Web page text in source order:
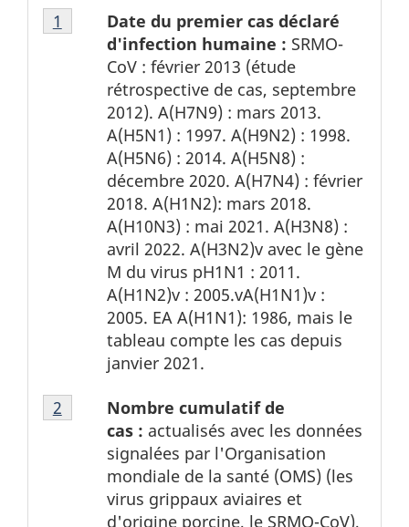
Tableau
1
Date du premier cas déclaré
d'infection humaine : SRMO-
CoV : février 2013 (étude
rétrospective de cas, septembre
2012). A(H7N9) : mars 2013.
A(H5N1) : 1997. A(H9N2) : 1998.
A(H5N6) : 2014. A(H5N8) :
décembre 2020. A(H7N4) : février
2018. A(H1N2): mars 2018.
A(H10N3) : mai 2021. A(H3N8) :
avril 2022. A(H3N2)v avec le gène
M du virus pH1N1 : 2011.
A(H1N2)v : 2005.vA(H1N1)v :
2005. EA A(H1N1): 1986, mais le
tableau compte les cas depuis
janvier 2021.
Tableau 1 Retour à la référence de la note de
1
Tableau
1
Nombre cumulatif de
cas : actualisés avec les données
signalées par l'Organisation
mondiale de la santé (OMS) (les
virus grippaux aviaires et
d'origine porcine, le SRMO-CoV),
Tableau 1 Retour à la référence de la note de
2